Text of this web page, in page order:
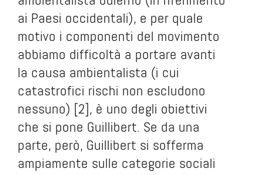
ai Paesi occidentali), e per quale
motivo i componenti del movimento
abbiamo difficoltà a portare avanti
la causa ambientalista (i cui
catastrofici rischi non escludono
nessuno) [2], è uno degli obiettivi
che si pone Guillibert. Se da una
parte, però, Guillibert si sofferma
ampiamente sulle categorie sociali